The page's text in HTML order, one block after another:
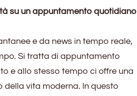
su un appuntamento quotidiano
e da news in tempo reale,
Si tratta di appuntamento
e allo stesso tempo ci offre una
vita moderna. In questo